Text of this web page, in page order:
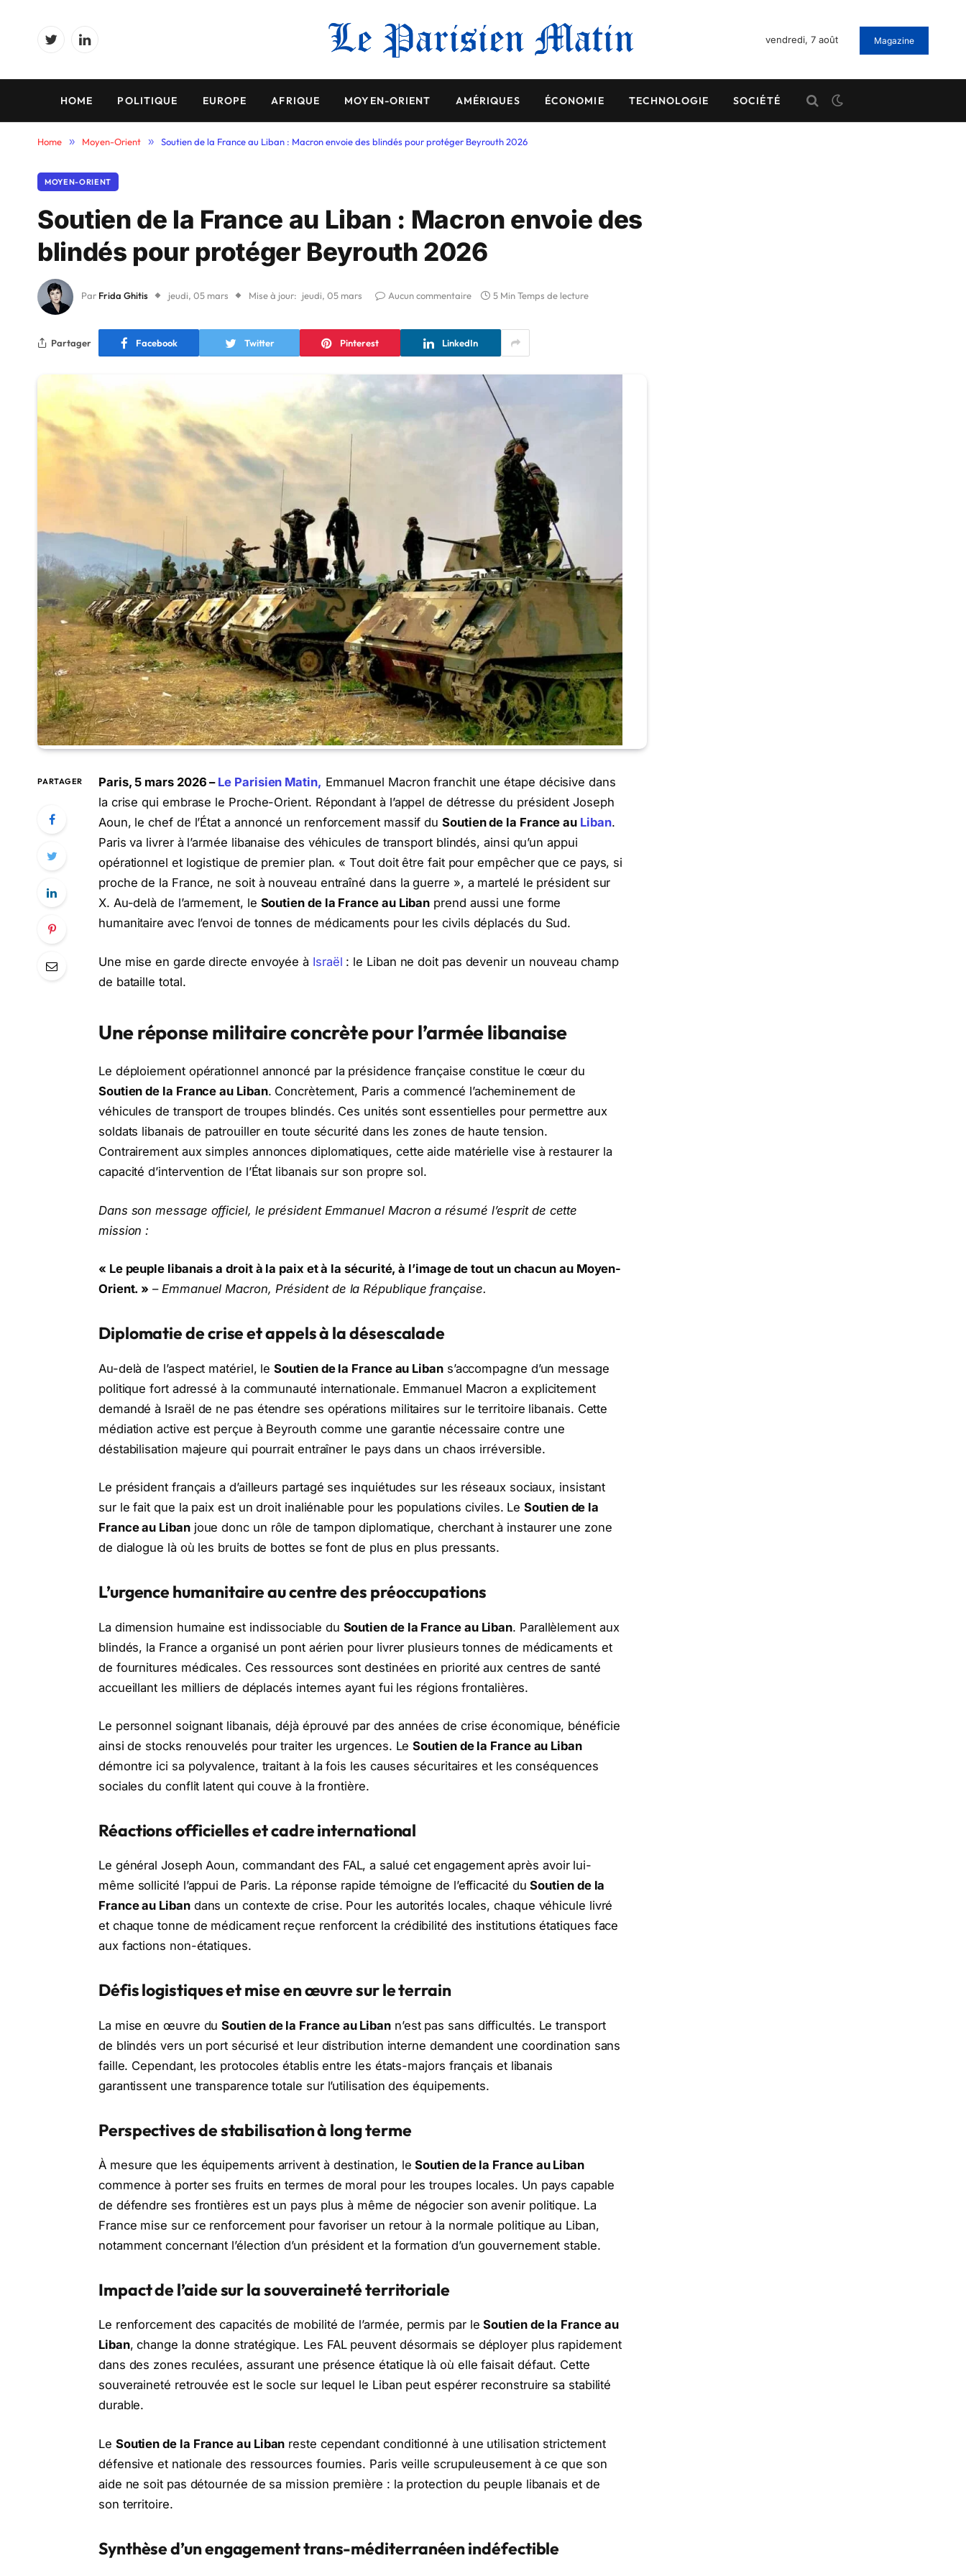
TwitterLinkedIn
vendredi, 7 août Magazine
HOME POLITIQUE EUROPE AFRIQUE MOYEN-ORIENT AMÉRIQUES ÉCONOMIE TECHNOLOGIE SOCIÉTÉ
Home » Moyen-Orient » Soutien de la France au Liban : Macron envoie des blindés pour protéger Beyrouth 2026
MOYEN-ORIENT
Soutien de la France au Liban : Macron envoie des
blindés pour protéger Beyrouth 2026
Par Frida Ghitis jeudi, 05 mars Mise à jour: jeudi, 05 mars Aucun commentaire 5 Min Temps de lecture
Partager Facebook Twitter Pinterest LinkedIn
PARTAGER Paris, 5 mars 2026 – Le Parisien Matin, Emmanuel Macron franchit une étape décisive dans
la crise qui embrase le Proche-Orient. Répondant à l’appel de détresse du président Joseph
Aoun, le chef de l’État a annoncé un renforcement massif duSoutien de la France au Liban.
Paris va livrer à l’armée libanaise des véhicules de transport blindés, ainsi qu’un appui
opérationnel et logistique de premier plan. « Tout doit être fait pour empêcher que ce pays, si
proche de la France, ne soit à nouveau entraîné dans la guerre », a martelé le président sur
X. Au-delà de l’armement, le Soutien de la France au Liban prend aussi une forme
humanitaire avec l’envoi de tonnes de médicaments pour les civils déplacés du Sud.
Une mise en garde directe envoyée à Israël : le Liban ne doit pas devenir un nouveau champ
de bataille total.
Une réponse militaire concrète pour l’armée libanaise
Le déploiement opérationnel annoncé par la présidence française constitue le cœur du
Soutien de la France au Liban. Concrètement, Paris a commencé l’acheminement de
véhicules de transport de troupes blindés. Ces unités sont essentielles pour permettre aux
soldats libanais de patrouiller en toute sécurité dans les zones de haute tension.
Contrairement aux simples annonces diplomatiques, cette aide matérielle vise à restaurer la
capacité d’intervention de l’État libanais sur son propre sol.
Dans son message officiel, le président Emmanuel Macron a résumé l’esprit de cette
mission :
« Le peuple libanais a droit à la paix et à la sécurité, à l’image de tout un chacun au Moyen-
Orient. » –Emmanuel Macron, Président de la République française.
Diplomatie de crise et appels à la désescalade
Au-delà de l’aspect matériel, leSoutien de la France au Libans’accompagne d’un message
politique fort adressé à la communauté internationale. Emmanuel Macron a explicitement
demandé à Israël de ne pas étendre ses opérations militaires sur le territoire libanais. Cette
médiation active est perçue à Beyrouth comme une garantie nécessaire contre une
déstabilisation majeure qui pourrait entraîner le pays dans un chaos irréversible.
Le président français a d’ailleurs partagé ses inquiétudes sur les réseaux sociaux, insistant
sur le fait que la paix est un droit inaliénable pour les populations civiles. LeSoutien de la
France au Libanjoue donc un rôle de tampon diplomatique, cherchant à instaurer une zone
de dialogue là où les bruits de bottes se font de plus en plus pressants.
L’urgence humanitaire au centre des préoccupations
La dimension humaine est indissociable du Soutien de la France au Liban. Parallèlement aux
blindés, la France a organisé un pont aérien pour livrer plusieurs tonnes de médicaments et
de fournitures médicales. Ces ressources sont destinées en priorité aux centres de santé
accueillant les milliers de déplacés internes ayant fui les régions frontalières.
Le personnel soignant libanais, déjà éprouvé par des années de crise économique, bénéficie
ainsi de stocks renouvelés pour traiter les urgences. LeSoutien de la France au Liban
démontre ici sa polyvalence, traitant à la fois les causes sécuritaires et les conséquences
sociales du conflit latent qui couve à la frontière.
Réactions officielles et cadre international
Le général Joseph Aoun, commandant des FAL, a salué cet engagement après avoir lui-
même sollicité l’appui de Paris. La réponse rapide témoigne de l’efficacité duSoutien de la
France au Libandans un contexte de crise. Pour les autorités locales, chaque véhicule livré
et chaque tonne de médicament reçue renforcent la crédibilité des institutions étatiques face
aux factions non-étatiques.
Défis logistiques et mise en œuvre sur le terrain
La mise en œuvre duSoutien de la France au Libann’est pas sans difficultés. Le transport
de blindés vers un port sécurisé et leur distribution interne demandent une coordination sans
faille. Cependant, les protocoles établis entre les états-majors français et libanais
garantissent une transparence totale sur l’utilisation des équipements.
Perspectives de stabilisation à long terme
À mesure que les équipements arrivent à destination, leSoutien de la France au Liban
commence à porter ses fruits en termes de moral pour les troupes locales. Un pays capable
de défendre ses frontières est un pays plus à même de négocier son avenir politique. La
France mise sur ce renforcement pour favoriser un retour à la normale politique au Liban,
notamment concernant l’élection d’un président et la formation d’un gouvernement stable.
Impact de l’aide sur la souveraineté territoriale
Le renforcement des capacités de mobilité de l’armée, permis par leSoutien de la France au
Liban, change la donne stratégique. Les FAL peuvent désormais se déployer plus rapidement
dans des zones reculées, assurant une présence étatique là où elle faisait défaut. Cette
souveraineté retrouvée est le socle sur lequel le Liban peut espérer reconstruire sa stabilité
durable.
Le Soutien de la France au Liban reste cependant conditionné à une utilisation strictement
défensive et nationale des ressources fournies. Paris veille scrupuleusement à ce que son
aide ne soit pas détournée de sa mission première : la protection du peuple libanais et de
son territoire.
Synthèse d’un engagement trans-méditerranéen indéfectible